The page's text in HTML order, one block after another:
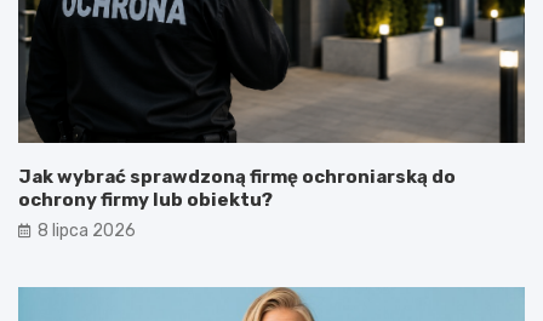
Jak wybrać sprawdzoną firmę ochroniarską do
ochrony firmy lub obiektu?
8 lipca 2026